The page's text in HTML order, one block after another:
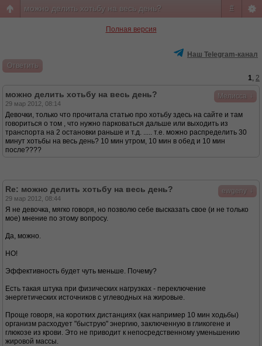
#
можно делить хотьбу на весь день?
Полная версия
Наш Telegram-канал
Ответить
1, 2
Мелисса
можно делить хотьбу на весь день?
29 мар 2012, 08:14
Девочки, только что прочитала статью про хотьбу здесь на сайте и там
говориться о том , что нужно парковаться дальше или выходить из
транспорта на 2 остановки раньше и т.д. ..... т.е. можно распределить 30
минут хотьбы на весь день? 10 мин утром, 10 мин в обед и 10 мин
после????
ewgeny
Re: можно делить хотьбу на весь день?
29 мар 2012, 08:44
Я не девочка, мягко говоря, но позволю себе высказать свое (и не только
мое) мнение по этому вопросу.
Да, можно.
НО!
Эффективность будет чуть меньше. Почему?
Есть такая штука при физических нагрузках - переключение
энергетических источников с углеводных на жировые.
Проще говоря, на коротких дистанциях (как например 10 мин ходьбы)
организм расходует "быструю" энергию, заключенную в гликогене и
глюкозе из крови. Это не приводит к непосредственному уменьшению
жировой массы.